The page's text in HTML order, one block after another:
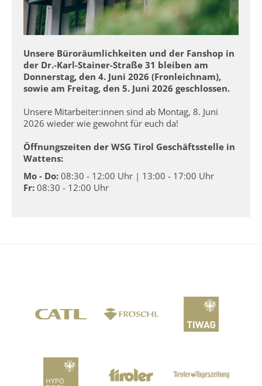
Unsere Büroräumlichkeiten und der Fanshop in
der Dr.-Karl-Stainer-Straße 31 bleiben am
Donnerstag, den 4. Juni 2026 (Fronleichnam),
sowie am Freitag, den 5. Juni 2026 geschlossen.
Unsere Mitarbeiter:innen sind ab Montag, 8. Juni
2026 wieder wie gewohnt für euch da!
Öffnungszeiten der WSG Tirol Geschäftsstelle in
Wattens:
Mo - Do: 08:30 - 12:00 Uhr | 13:00 - 17:00 Uhr
Fr: 08:30 - 12:00 Uhr